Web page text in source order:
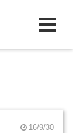
16/9/30